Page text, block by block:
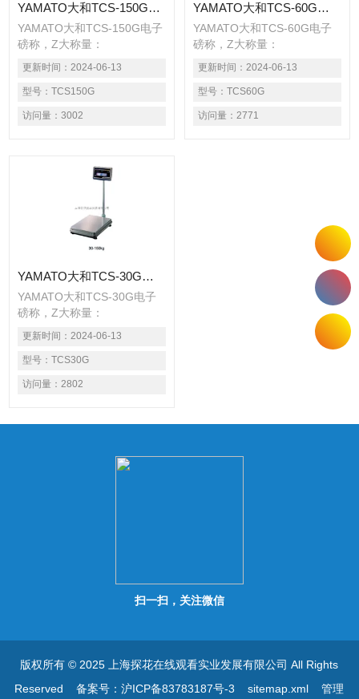
YAMATO大和TCS-150G电子磅称EDI313
YAMATO大和TCS-150G电子
磅称，Z大称量：
30,60,150,300,600(kg)，台
面尺寸：
350×520,500×750,800×1000mm●
适用于农贸批发市场称重计价
更新时间： 2024-06-13
型号： TCS150G
访问量： 3002
YAMATO大和TCS-60G电子磅称
YAMATO大和TCS-60G电子
磅称，Z大称量：
30,60,150,300,600(kg)，台
面尺寸：
适用于农贸批发市场称重计价
更新时间： 2024-06-13
型号： TCS60G
访问量： 2771
YAMATO大和TCS-30G电子磅称
YAMATO大和TCS-30G电子
磅称，Z大称量：
30,60,150,300,600(kg)，台
面尺寸：
350×520,500×750,800×1000mm●
适用于农贸批发市场称重计价
更新时间： 2024-06-13
型号： TCS30G
访问量： 2802
扫一扫，关注微信
版权所有 © 2025 上海探花在线观看实业发展有限公司 All Rights
Reserved备案号：沪ICP备83783187号-3 sitemap.xml 管理